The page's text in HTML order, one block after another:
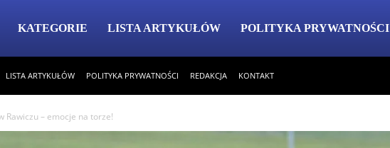
KATEGORIE LISTA ARTYKUŁÓW POLITYKA PRYWATNOŚCI
LISTA ARTYKUŁÓW POLITYKA PRYWATNOŚCI REDAKCJA KONTAKT
Rawiczu – emocje na torze!